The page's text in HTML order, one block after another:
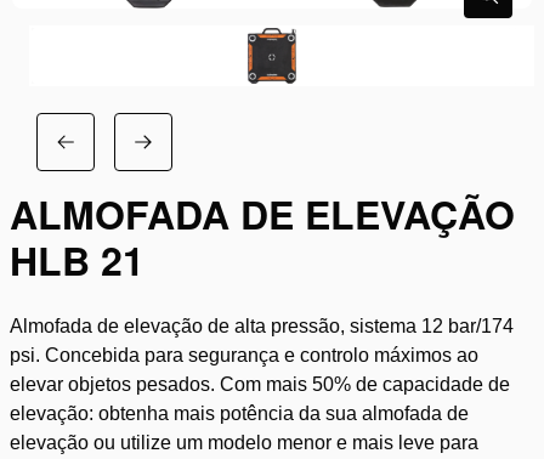
ALMOFADA DE ELEVAÇÃO
HLB 21
Almofada de elevação de alta pressão, sistema 12 bar/174
psi. Concebida para segurança e controlo máximos ao
elevar objetos pesados. Com mais 50% de capacidade de
elevação: obtenha mais potência da sua almofada de
elevação ou utilize um modelo menor e mais leve para